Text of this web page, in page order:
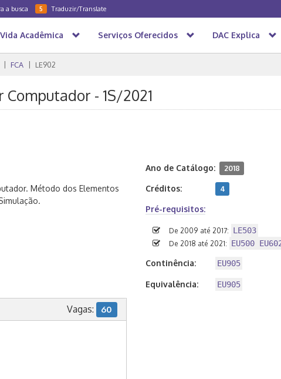
a busca 5 Traduzir/Translate
Vida Acadêmica Serviços Oferecidos DAC Explica
FCA LE902
- 1S/2021
Método dos Elementos
Ano de Catálogo: 2018
Créditos: 4
Pré-requisitos:
De 2009 até 2017: LE503
De 2018 até 2021: EU500
Continência: EU905
Equivalência: EU905
Vagas: 60